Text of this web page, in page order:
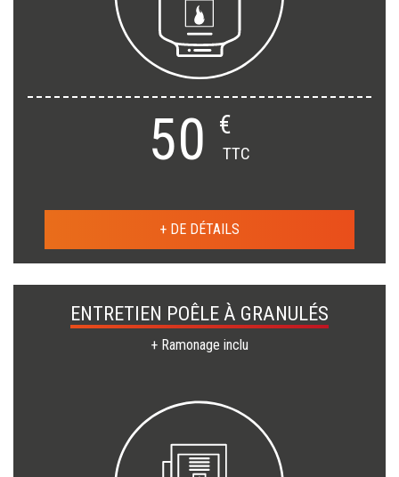
50 €
TTC
+ DE DÉTAILS
ENTRETIEN POÊLE À GRANULÉS
+ Ramonage inclu